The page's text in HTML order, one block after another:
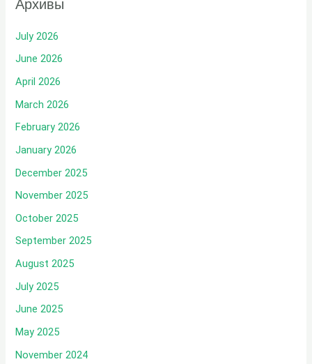
Архивы
July 2026
June 2026
April 2026
March 2026
February 2026
January 2026
December 2025
November 2025
October 2025
September 2025
August 2025
July 2025
June 2025
May 2025
November 2024